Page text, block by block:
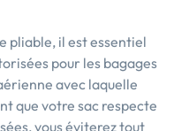
pliable, il est essentiel
pour les bagages
avec laquelle
que votre sac respecte
vous éviterez tout